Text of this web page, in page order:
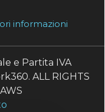
informazioni
e Partita IVA
ALL RIGHTS